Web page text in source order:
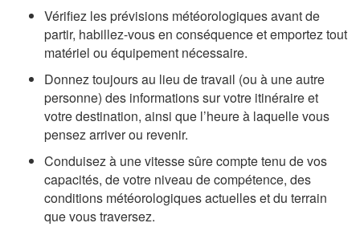
Vérifiez les prévisions météorologiques avant de
partir, habillez-vous en conséquence et emportez tout
matériel ou équipement nécessaire.
Donnez toujours au lieu de travail (ou à une autre
personne) des informations sur votre itinéraire et
votre destination, ainsi que l’heure à laquelle vous
pensez arriver ou revenir.
Conduisez à une vitesse sûre compte tenu de vos
capacités, de votre niveau de compétence, des
conditions météorologiques actuelles et du terrain
que vous traversez.